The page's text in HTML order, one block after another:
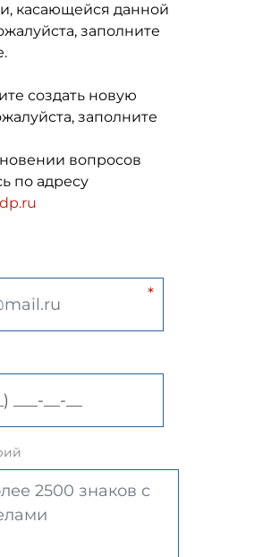
касающейся данной
заполните
создать новую
заполните
вопросов
по адресу